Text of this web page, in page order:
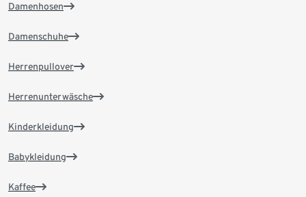
Damenhosen
Damenschuhe
Herrenpullover
Herrenunterwäsche
Kinderkleidung
Babykleidung
Kaffee